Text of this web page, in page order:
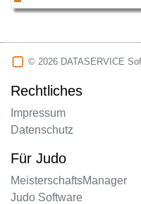
© 2026 DATASERVICE
Rechtliches
Impressum
Datenschutz
Für Judo
MeisterschaftsManager
Judo Software